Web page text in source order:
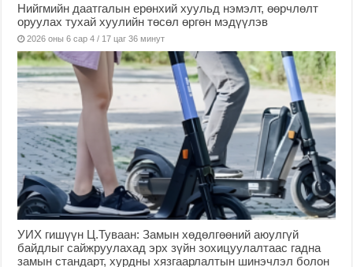
Нийгмийн даатгалын ерөнхий хуульд нэмэлт, өөрчлөлт
оруулах тухай хуулийн төсөл өргөн мэдүүлэв
2026 оны 6 сар 4 / 17 цаг 36 минут
УИХ гишүүн Ц.Туваан: Замын хөдөлгөөний аюулгүй
байдлыг сайжруулахад эрх зүйн зохицуулалтаас гадна
замын стандарт, хурдны хязгаарлалтын шинэчлэл болон